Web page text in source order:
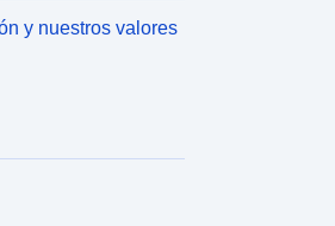
y nuestros valores